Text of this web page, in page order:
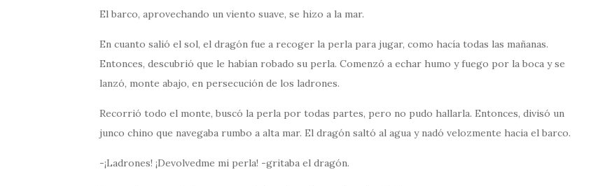
El barco, aprovechando un viento suave, se hizo a la mar.
En cuanto salió el sol, el dragón fue a recoger la perla para jugar, como hacía todas las mañanas.
Entonces, descubrió que le habían robado su perla. Comenzó a echar humo y fuego por la boca y se
lanzó, monte abajo, en persecución de los ladrones.
Recorrió todo el monte, buscó la perla por todas partes, pero no pudo hallarla. Entonces, divisó un
junco chino que navegaba rumbo a alta mar. El dragón saltó al agua y nadó velozmente hacia el barco.
-¡Ladrones! ¡Devolvedme mi perla! -gritaba el dragón.